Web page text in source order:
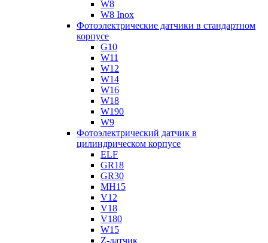
W8
W8 Inox
Фотоэлектрические датчики в стандартном
корпусе
G10
W11
W12
W14
W16
W18
W190
W9
Фотоэлектрический датчик в
цилиндрическом корпусе
ELF
GR18
GR30
MH15
V12
V18
V180
W15
Z-датчик